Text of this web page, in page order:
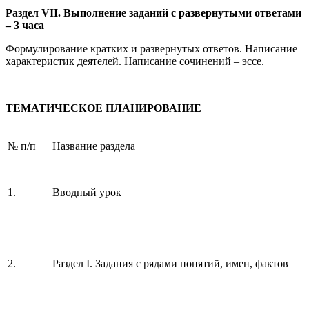
Раздел VII. Выполнение заданий с развернутыми ответами
– 3 часа
Формулирование кратких и развернутых ответов. Написание
характеристик деятелей. Написание сочинений – эссе.
ТЕМАТИЧЕСКОЕ ПЛАНИРОВАНИЕ
№ п/п Название раздела
1. Вводный урок
2. Раздел I. Задания с рядами понятий, имен, фактов